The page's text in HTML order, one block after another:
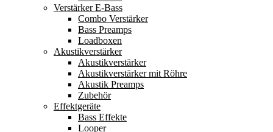
Verstärker E-Bass
Combo Verstärker
Bass Preamps
Loadboxen
Akustikverstärker
Akustikverstärker
Akustikverstärker mit Röhre
Akustik Preamps
Zubehör
Effektgeräte
Bass Effekte
Looper